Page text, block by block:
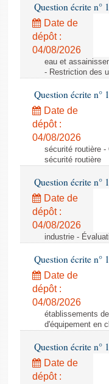
Question écrite n°
Date de
dépôt :
04/08/2026
eau et
- Restriction des
Question écrite n°
Date de
dépôt :
04/08/2026
sécurité routière
sécurité routière
Question écrite n°
Date de
dépôt :
04/08/2026
industrie -
Question écrite n°
Date de
dépôt :
04/08/2026
établissements
d'équipement en
Question écrite n°
Date de
dépôt :